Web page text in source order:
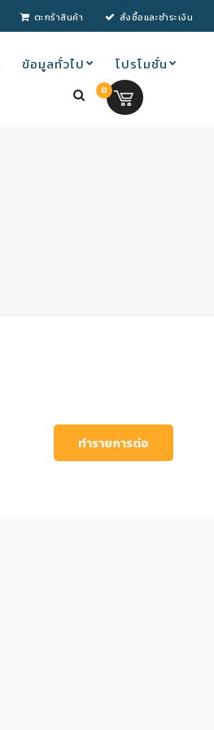
ตะกร้าสินค้า สั่งซื้อและชำระเงิน
ข้อมูลทั่วไป โปรโมชั่น
0
ทำรายการต่อ